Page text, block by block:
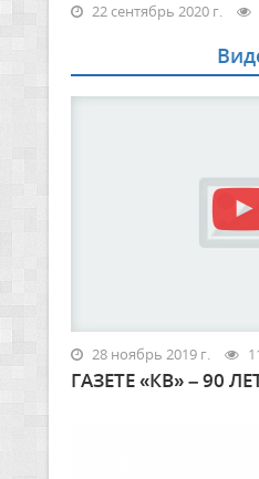
22 сентябрь 2020 г.
28 ноябрь 2019 г.
ГАЗЕТЕ «КВ» – 90